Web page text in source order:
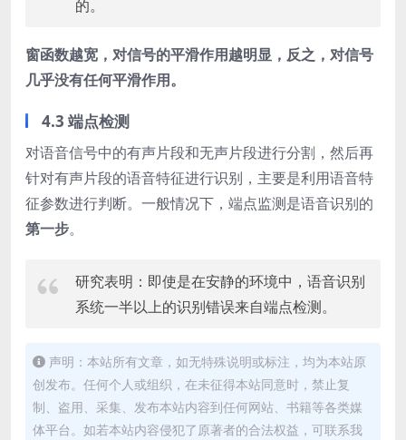
的。
窗函数越宽，对信号的平滑作用越明显，反之，对信号
几乎没有任何平滑作用。
4.3 端点检测
对语音信号中的有声片段和无声片段进行分割，然后再
针对有声片段的语音特征进行识别，主要是利用语音特
征参数进行判断。一般情况下，端点监测是语音识别的
第一步。
研究表明：即使是在安静的环境中，语音识别
系统一半以上的识别错误来自端点检测。
声明：本站所有文章，如无特殊说明或标注，均为本站原
创发布。任何个人或组织，在未征得本站同意时，禁止复
制、盗用、采集、发布本站内容到任何网站、书籍等各类媒
体平台。如若本站内容侵犯了原著者的合法权益，可联系我